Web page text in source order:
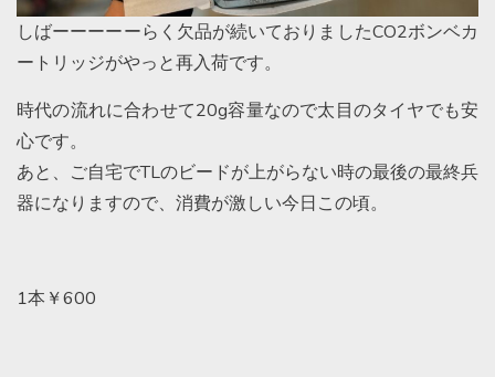
しばーーーーーらく欠品が続いておりましたCO2ボンベカ
ートリッジがやっと再入荷です。
時代の流れに合わせて20g容量なので太目のタイヤでも安
心です。
あと、ご自宅でTLのビードが上がらない時の最後の最終兵
器になりますので、消費が激しい今日この頃。
1本￥600